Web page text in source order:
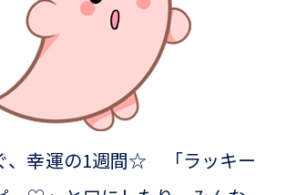
、幸運の1週間☆ 「ラッキー